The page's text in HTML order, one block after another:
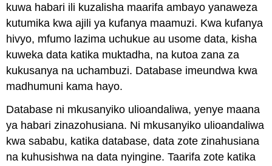
kuwa habari ili kuzalisha maarifa ambayo yanaweza
kutumika kwa ajili ya kufanya maamuzi. Kwa kufanya
hivyo, mfumo lazima uchukue au usome data, kisha
kuweka data katika muktadha, na kutoa zana za
kukusanya na uchambuzi. Database imeundwa kwa
madhumuni kama hayo.
Database ni mkusanyiko ulioandaliwa, yenye maana
ya habari zinazohusiana. Ni mkusanyiko ulioandaliwa
kwa sababu, katika database, data zote zinahusiana
na kuhusishwa na data nyingine. Taarifa zote katika